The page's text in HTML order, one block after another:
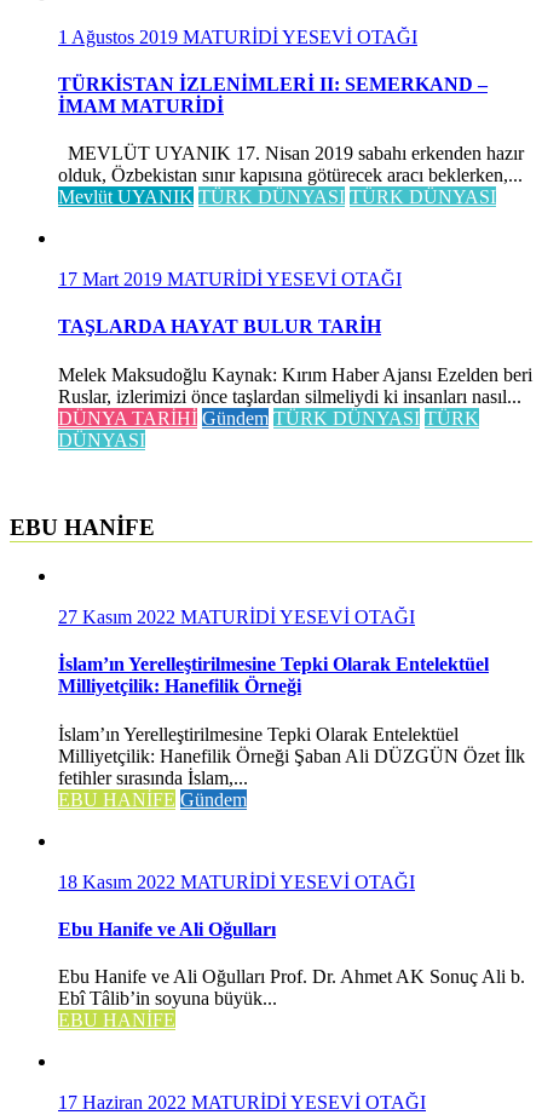
1 Ağustos 2019 MATURİDİ YESEVİ OTAĞI
TÜRKİSTAN İZLENİMLERİ II: SEMERKAND –
İMAM MATURİDİ
MEVLÜT UYANIK 17. Nisan 2019 sabahı erkenden hazır
olduk, Özbekistan sınır kapısına götürecek aracı beklerken,...
Mevlüt UYANIK TÜRK DÜNYASI TÜRK DÜNYASI
17 Mart 2019 MATURİDİ YESEVİ OTAĞI
TAŞLARDA HAYAT BULUR TARİH
Melek Maksudoğlu Kaynak: Kırım Haber Ajansı Ezelden beri
Ruslar, izlerimizi önce taşlardan silmeliydi ki insanları nasıl...
DÜNYA TARİHİ Gündem TÜRK DÜNYASI TÜRK
DÜNYASI
EBU HANİFE
27 Kasım 2022 MATURİDİ YESEVİ OTAĞI
İslam’ın Yerelleştirilmesine Tepki Olarak Entelektüel
Milliyetçilik: Hanefilik Örneği
İslam’ın Yerelleştirilmesine Tepki Olarak Entelektüel
Milliyetçilik: Hanefilik Örneği Şaban Ali DÜZGÜN Özet İlk
fetihler sırasında İslam,...
EBU HANİFE Gündem
18 Kasım 2022 MATURİDİ YESEVİ OTAĞI
Ebu Hanife ve Ali Oğulları
Ebu Hanife ve Ali Oğulları Prof. Dr. Ahmet AK Sonuç Ali b.
Ebî Tâlib’in soyuna büyük...
EBU HANİFE
17 Haziran 2022 MATURİDİ YESEVİ OTAĞI